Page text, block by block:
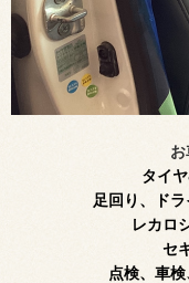
お
タイ
足回り、ド
レカロ
セ
点検、車